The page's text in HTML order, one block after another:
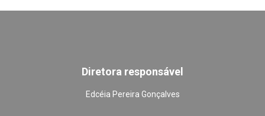
Diretora responsável
Edcéia Pereira Gonçalves